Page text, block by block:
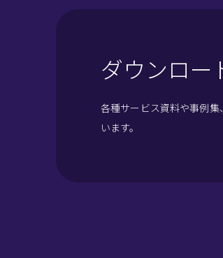
ダウンロー
各種サービス資料や事例
います。